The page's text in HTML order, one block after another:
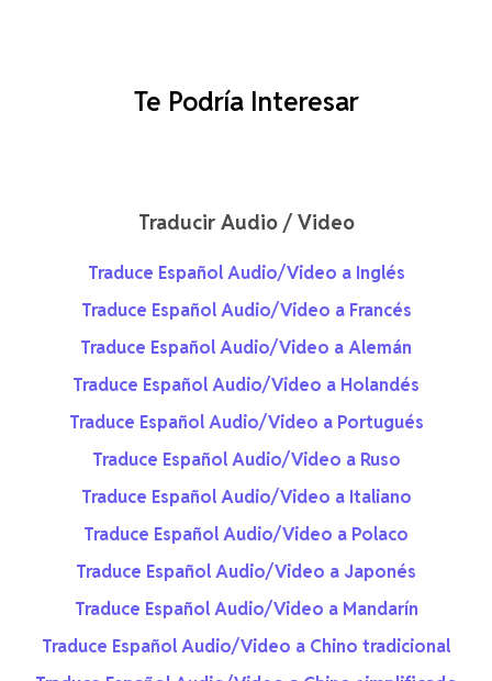
Te Podría Interesar
Traducir Audio / Video
Traduce Español Audio/Video a Inglés
Traduce Español Audio/Video a Francés
Traduce Español Audio/Video a Alemán
Traduce Español Audio/Video a Holandés
Traduce Español Audio/Video a Portugués
Traduce Español Audio/Video a Ruso
Traduce Español Audio/Video a Italiano
Traduce Español Audio/Video a Polaco
Traduce Español Audio/Video a Japonés
Traduce Español Audio/Video a Mandarín
Traduce Español Audio/Video a Chino tradicional